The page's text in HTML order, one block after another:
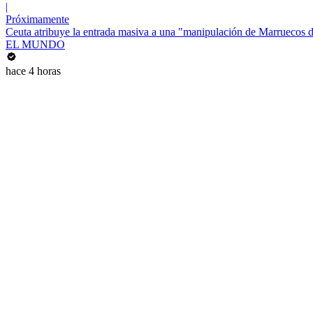
|
Próximamente
Ceuta atribuye la entrada masiva a una "manipulación de Marruecos
EL MUNDO
hace 4 horas